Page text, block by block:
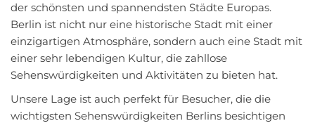
der schönsten und spannendsten Städte Europas.
Berlin ist nicht nur eine historische Stadt mit einer
einzigartigen Atmosphäre, sondern auch eine Stadt mit
einer sehr lebendigen Kultur, die zahllose
Sehenswürdigkeiten und Aktivitäten zu bieten hat.
Unsere Lage ist auch perfekt für Besucher, die die
wichtigsten Sehenswürdigkeiten Berlins besichtigen